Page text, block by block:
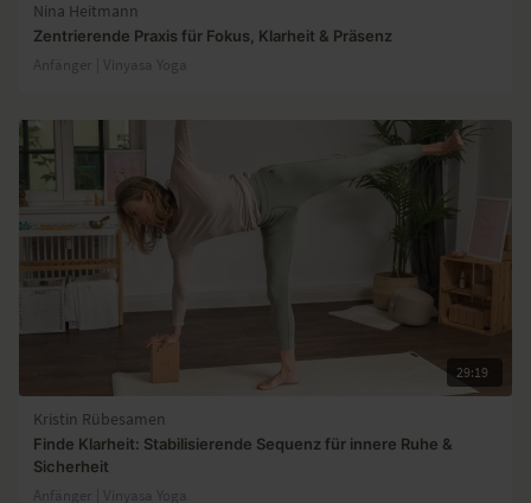
Nina Heitmann
Zentrierende Praxis für Fokus, Klarheit & Präsenz
Anfänger | Vinyasa Yoga
29:19
Kristin Rübesamen
Finde Klarheit: Stabilisierende Sequenz für innere Ruhe &
Sicherheit
Anfänger | Vinyasa Yoga